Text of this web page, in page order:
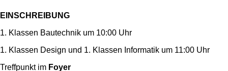
EINSCHREIBUNG
1. Klassen Bautechnik um 10:00 Uhr
1. Klassen Design und 1. Klassen Informatik um 11:00 Uhr
Treffpunkt im Foyer